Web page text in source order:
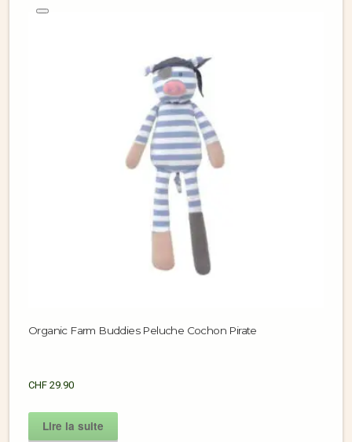
Organic Farm Buddies Peluche Cochon Pirate
CHF 29.90
Lire la suite